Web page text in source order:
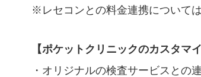
※レセコンとの料金連携について
【ポケットクリニックのカスタマイ
・オリジナルの検査サービスとの